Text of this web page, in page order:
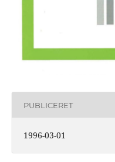
PUBLICERET
1996-03-01